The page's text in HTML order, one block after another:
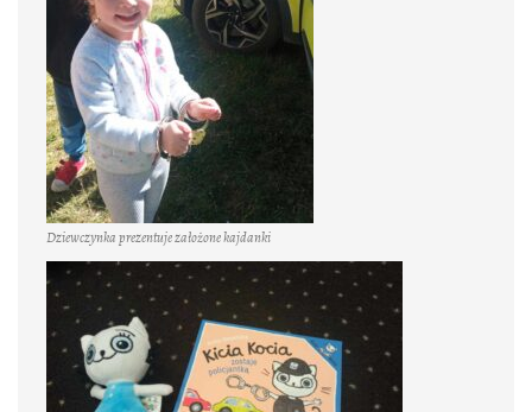
Dziewczynka prezentuje założone kajdanki